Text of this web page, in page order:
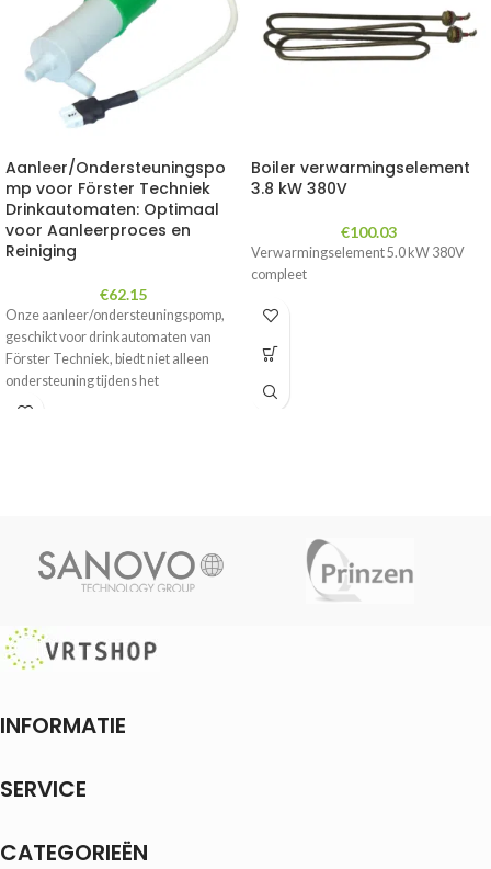
Aanleer/Ondersteuningspo
mp voor Förster Techniek
Drinkautomaten: Optimaal
voor Aanleerproces en
Reiniging
€62.15
Onze aanleer/ondersteuningspomp,
geschikt voor drinkautomaten van
Förster Techniek, biedt niet alleen
ondersteuning tijdens het
aanleerproces van kalveren, maar is
Boiler verwarmingselement
3.8 kW 380V
€100.03
Verwarmingselement 5.0 kW 380V
compleet
INFORMATIE
SERVICE
CATEGORIEËN